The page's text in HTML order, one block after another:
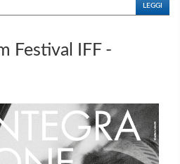
LEGGI
Festival IFF -